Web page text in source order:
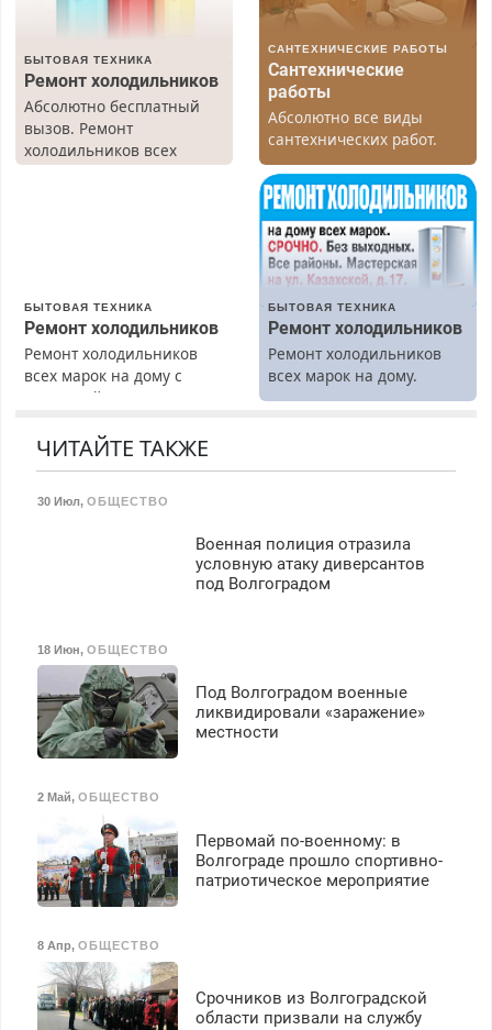
БЫТОВАЯ ТЕХНИКА
Ремонт холодильников
Абсолютно бесплатный
вызов. Ремонт
холодильников всех
марок на дому, с
САНТЕХНИЧЕСКИЕ РАБОТЫ
Сантехнические
работы
Абсолютно все виды
сантехнических работ.
Быстро. Качественно.
Недорого.
БЫТОВАЯ ТЕХНИКА
Ремонт холодильников
Ремонт холодильников
всех марок на дому с
гарантией. Замена
Недорого. Без выходных.
БЫТОВАЯ ТЕХНИКА
Ремонт холодильников
Ремонт холодильников
всех марок на дому.
ЧИТАЙТЕ ТАКЖЕ
30 Июл, ОБЩЕСТВО
Военная полиция отразила
условную атаку диверсантов
под Волгоградом
18 Июн, ОБЩЕСТВО
Под Волгоградом военные
ликвидировали «заражение»
местности
2 Май, ОБЩЕСТВО
Первомай по-военному: в
Волгограде прошло спортивно-
патриотическое мероприятие
8 Апр, ОБЩЕСТВО
Срочников из Волгоградской
области призвали на службу